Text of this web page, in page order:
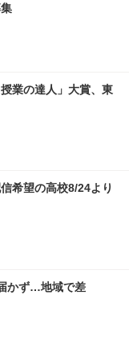
業の達人」大賞、東
希望の高校8/24より
かず…地域で差